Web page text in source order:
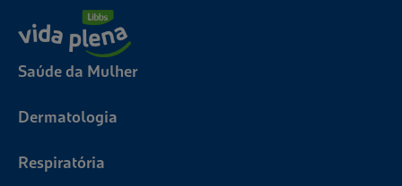
Saúde da Mulher
Dermatologia
Respiratória